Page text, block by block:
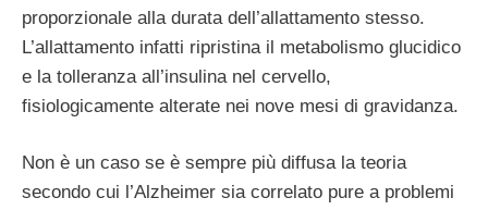
proporzionale alla durata dell’allattamento stesso.
L’allattamento infatti ripristina il metabolismo glucidico
e la tolleranza all’insulina nel cervello,
fisiologicamente alterate nei nove mesi di gravidanza.
Non è un caso se è sempre più diffusa la teoria
secondo cui l’Alzheimer sia correlato pure a problemi